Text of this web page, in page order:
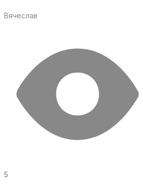
Вячеслав
5